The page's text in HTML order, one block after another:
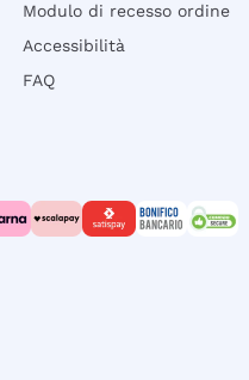
Modulo di recesso ordine
Accessibilità
FAQ